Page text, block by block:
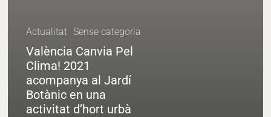
Actualitat Sense categoria
València Canvia Pel
Clima! 2021
acompanya al Jardí
Botànic en una
activitat d’hort urbà